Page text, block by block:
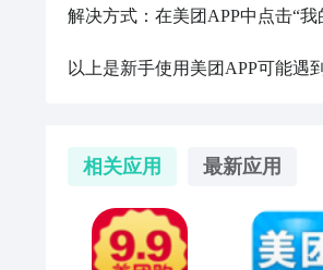
解决方式：在美团APP中点击“我
以上是新手使用美团APP可能遇
相关应用 最新应用